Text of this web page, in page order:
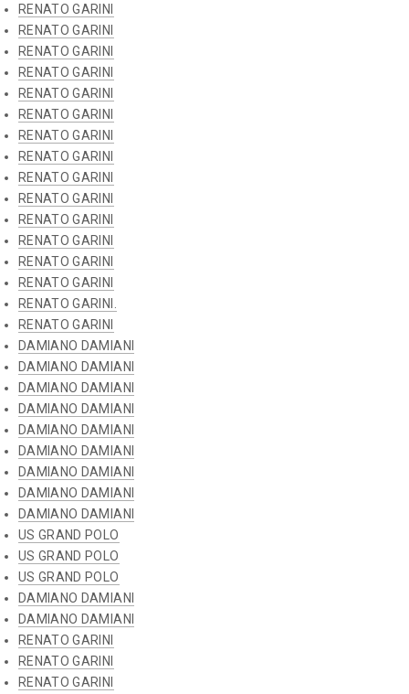
RENATO GARINI
RENATO GARINI
RENATO GARINI
RENATO GARINI
RENATO GARINI
RENATO GARINI
RENATO GARINI
RENATO GARINI
RENATO GARINI
RENATO GARINI
RENATO GARINI
RENATO GARINI
RENATO GARINI
RENATO GARINI
RENATO GARINI.
RENATO GARINI
DAMIANO DAMIANI
DAMIANO DAMIANI
DAMIANO DAMIANI
DAMIANO DAMIANI
DAMIANO DAMIANI
DAMIANO DAMIANI
DAMIANO DAMIANI
DAMIANO DAMIANI
DAMIANO DAMIANI
US GRAND POLO
US GRAND POLO
US GRAND POLO
DAMIANO DAMIANI
DAMIANO DAMIANI
RENATO GARINI
RENATO GARINI
RENATO GARINI